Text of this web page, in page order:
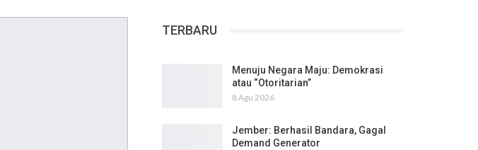
TERBARU
Menuju Negara Maju: Demokrasi
atau “Otoritarian”
8 Agu 2026
Jember: Berhasil Bandara, Gagal
Demand Generator